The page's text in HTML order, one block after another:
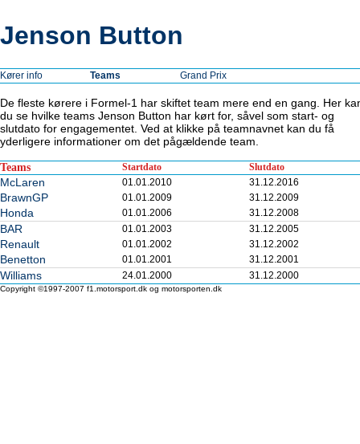
Jenson Button
Kører info Teams Grand Prix
De fleste kørere i Formel-1 har skiftet team mere end en gang. Her
du se hvilke teams Jenson Button har kørt for, såvel som start- og
slutdato for engagementet. Ved at klikke på teamnavnet kan du få
yderligere informationer om det pågældende team.
Teams Startdato Slutdato
McLaren 01.01.2010 31.12.2016
BrawnGP 01.01.2009 31.12.2009
Honda 01.01.2006 31.12.2008
BAR 01.01.2003 31.12.2005
Renault 01.01.2002 31.12.2002
Benetton 01.01.2001 31.12.2001
Williams 24.01.2000 31.12.2000
Copyright ©1997-2007 f1.motorsport.dk og motorsporten.dk